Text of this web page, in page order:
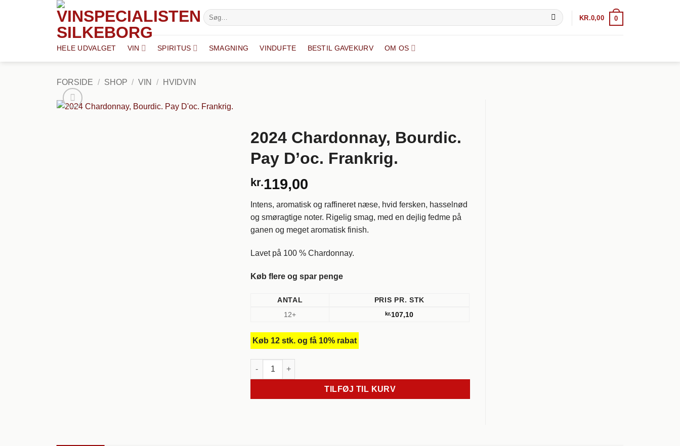
Søg
efter:
KR.0,00 0
HELE UDVALGET VIN SPIRITUS SMAGNING VINDUFTE BESTIL GAVEKURV OM OS
FORSIDE / SHOP / VIN / HVIDVIN
2024 Chardonnay, Bourdic.
Pay D’oc. Frankrig.
kr.119,00
Intens, aromatisk og raffineret næse, hvid fersken, hasselnød
og smøragtige noter. Rigelig smag, med en dejlig fedme på
ganen og meget aromatisk finish.
Lavet på 100 % Chardonnay.
Køb flere og spar penge
ANTAL
PRIS PR. STK
12+
kr.107,10
Køb 12 stk. og få 10% rabat
2024 Chardonnay, Bourdic. Pay D'oc. Frankrig. antal
TILFØJ TIL KURV